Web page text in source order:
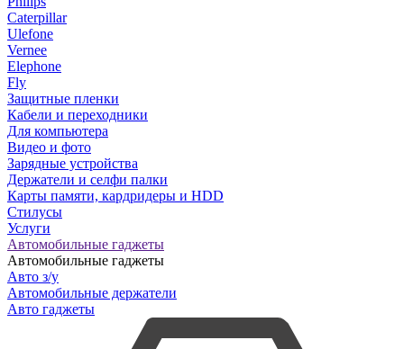
Caterpillar
Ulefone
Vernee
Elephone
Fly
Защитные пленки
Кабели и переходники
Для компьютера
Видео и фото
Зарядные устройства
Держатели и селфи палки
Карты памяти, кардридеры и HDD
Стилусы
Услуги
Автомобильные гаджеты
Автомобильные гаджеты
Авто з/у
Автомобильные держатели
Авто гаджеты